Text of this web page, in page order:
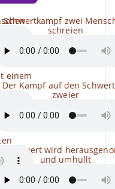
einem
Schwertkampf zwei
schreien
Der Kampf auf den
zweier
Schwert wird
und umhüllt